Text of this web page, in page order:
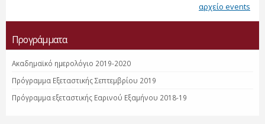
αρχείο events
Προγράμματα
Ακαδημαϊκό ημερολόγιο 2019-2020
Πρόγραμμα Εξεταστικής Σεπτεμβρίου 2019
Πρόγραμμα εξεταστικής Εαρινού Εξαμήνου 2018-19